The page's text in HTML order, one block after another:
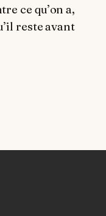
ce qu’on a,
reste avant